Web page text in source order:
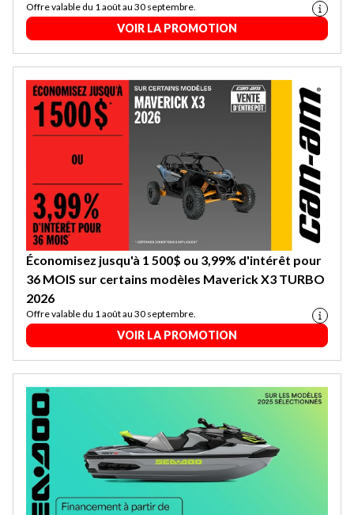
Offre valable du 1 août au 30 septembre.
VOIR LA PROMOTION
Économisez jusqu'à 1 500$ ou 3,99% d'intérêt pour
36 MOIS sur certains modèles Maverick X3 TURBO
2026
Offre valable du 1 août au 30 septembre.
VOIR LA PROMOTION